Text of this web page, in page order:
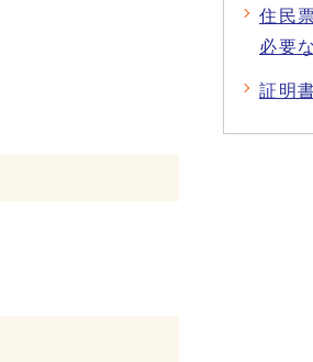
住民
必要
証明